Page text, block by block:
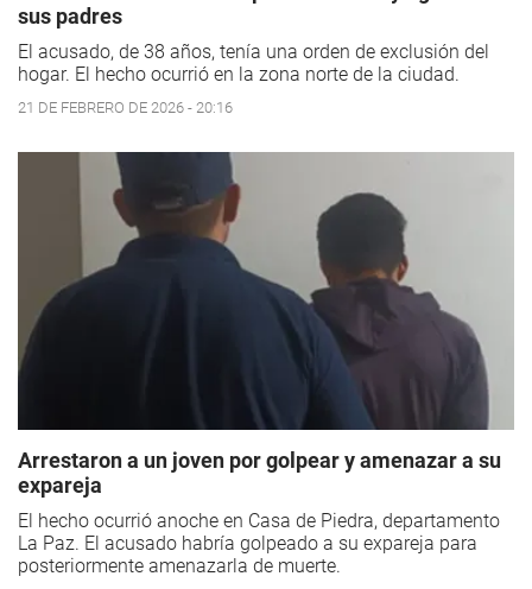
sus padres
El acusado, de 38 años, tenía una orden de exclusión del
hogar. El hecho ocurrió en la zona norte de la ciudad.
21 DE FEBRERO DE 2026 - 20:16
Arrestaron a un joven por golpear y amenazar a su
expareja
El hecho ocurrió anoche en Casa de Piedra, departamento
La Paz. El acusado habría golpeado a su expareja para
posteriormente amenazarla de muerte.